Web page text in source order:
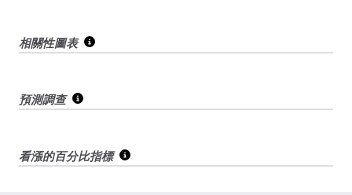
相關性圖表
預測調查
看漲的百分比指標